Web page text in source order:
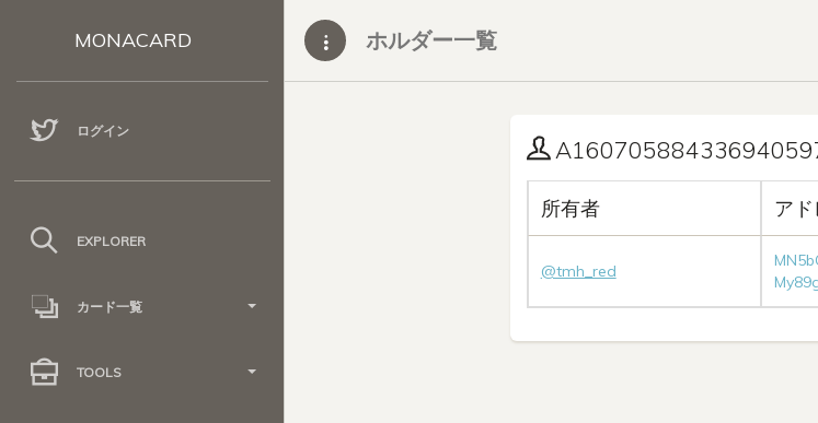
MONACARD
ログイン
EXPLORER
カード一覧
TOOLS
ホルダー一覧
所有者 アド
@tmh_red